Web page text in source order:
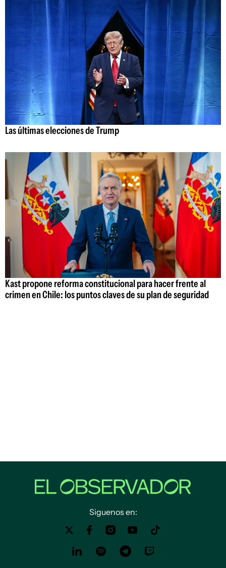
Las últimas elecciones de Trump
Kast propone reforma constitucional para hacer frente al
crimen en Chile: los puntos claves de su plan de seguridad
Siguenos en: